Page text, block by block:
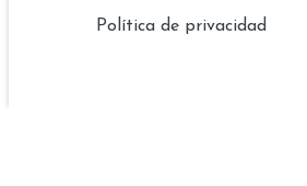
Política de privacidad